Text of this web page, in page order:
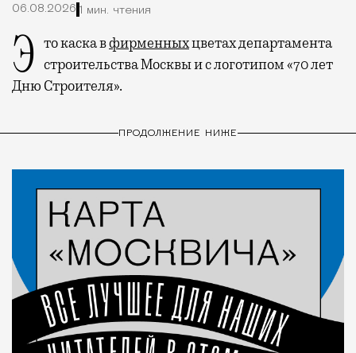
06.08.2026 1 мин. чтения
Это каска вфирменныхцветах департамента
строительства Москвы и с логотипом «70 лет
Дню Строителя».
ПРОДОЛЖЕНИЕ НИЖЕ